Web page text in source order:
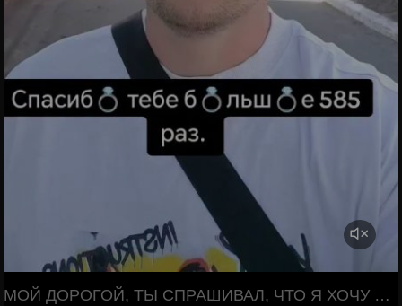
МОЙ ДОРОГОЙ, ТЫ СПРАШИВАЛ, ЧТО Я ХОЧУ НА ДЕНЬ РОЖДЕНИЯ? МНЕ НИЧЕГО НЕ НАДО. ТОЛЬКО ТВОЯ ЗАБОТА И ТЕПЛО! СПАСИБО ТЕБЕ БОЛЬШЕ 585 РАЗ.